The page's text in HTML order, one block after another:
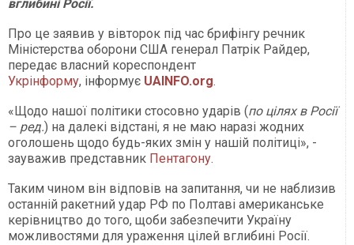
вглибині Росії.
Про це заявив у вівторок під час брифінгу речник
Міністерства оборони США генерал Патрік Райдер,
передає власний кореспондент
Укрінформу, інформує UAINFO.org.
«Щодо нашої політики стосовно ударів (по цілях в Росії
– ред.) на далекі відстані, я не маю наразі жодних
оголошень щодо будь-яких змін у нашій політиці», -
зауважив представник Пентагону.
Таким чином він відповів на запитання, чи не наблизив
останній ракетний удар РФ по Полтаві американське
керівництво до того, щоби забезпечити Україну
можливостями для ураження цілей вглибині Росії.